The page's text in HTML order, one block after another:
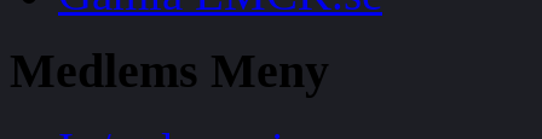
Medlems Meny